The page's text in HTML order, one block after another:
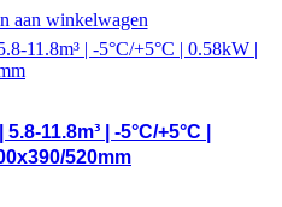
aan winkelwagen
11.8m³ | -5°C/+5°C |
520mm